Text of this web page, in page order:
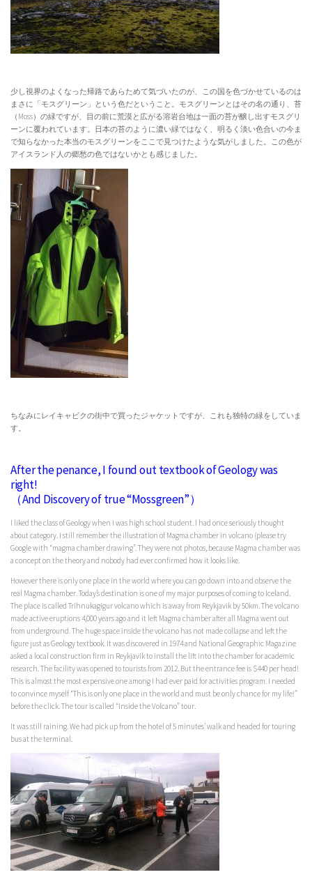
少し視界のよくなった帰路であらためて気づいたのが、この国を色づかせているのは
まさに「モスグリーン」という色だということ。モスグリーンとはその名の通り、苔
（Moss）の緑ですが、目の前に荒漠と広がる溶岩台地は一面の苔が醸し出すモスグリ
ーンに覆われています。日本の苔のように濃い緑ではなく、明るく淡い色合いの今ま
で知らなかった本当のモスグリーンをここで見つけたような気がしました。この色が
アイスランド人の郷愁の色ではないかとも感じました。
ちなみにレイキャビクの街中で買ったジャケットですが、これも独特の緑をしていま
す。
After the penance, I found out textbook of Geology was
right!
（And Discovery of true “Mossgreen”）
I liked the class of Geology when I was high school student. I had once seriously thought
about category. I still remember the illustration of Magma chamber in volcano (please try
Google with “magma chamber drawing”. They were not photos, because Magma chamber was
a concept on the theory and nobody had ever confirmed how it looks like.
However there is only one place in the world where you can go down into and observe the
real Magma chamber. Today’s destination is one of my major purposes of coming to Iceland.
The place is called Trihnukagigur volcano which is away from Reykjavik by 50km. The volcano
made active eruptions 4,000 years ago and it left Magma chamber after all Magma went out
from underground. The huge space inside the volcano has not made collapse and left the
figure just as Geology textbook. It was discovered in 1974 and National Geographic Magazine
asked a local construction firm in Reykjavik to install the lift into the chamber for academic
research. The facility was opened to tourists from 2012. But the entrance fee is $440 per head!
This is almost the most expensive one among I had ever paid for activities program. I needed
to convince myself “This is only one place in the world and must be only chance for my life!”
before the click. The tour is called “Inside the Volcano” tour.
It was still raining. We had pick up from the hotel of 5 minutes’ walk and headed for touring
bus at the terminal.